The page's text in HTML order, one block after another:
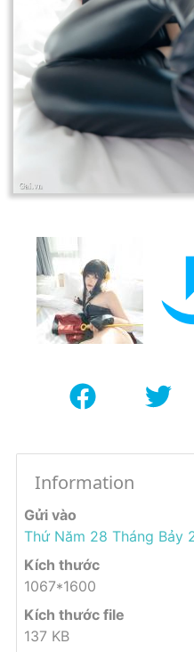
Information
Gửi vào
Thứ Năm 28 Tháng Bảy
Kích thước
1067*1600
Kích thước file
137 KB